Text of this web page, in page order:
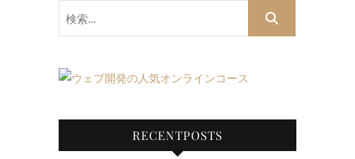
RECENTPOSTS